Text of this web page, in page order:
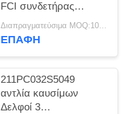
FCI συνδετήρας
πενταλιών
ρυθμιστικών βαλβίδων
Διαπραγματεύσιμα MOQ:100 ΜΟΝΑΔΕΣ
ΕΠΑΦΉ
211PC032S5049
αντλία καυσίμων
Δελφοί 3